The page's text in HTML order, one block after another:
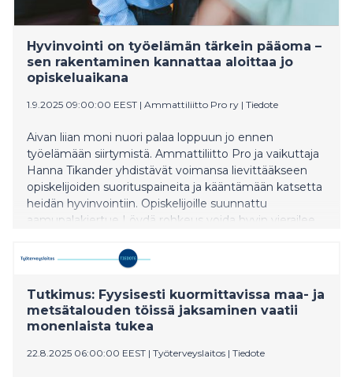
Hyvinvointi on työelämän tärkein pääoma –
sen rakentaminen kannattaa aloittaa jo
opiskeluaikana
1.9.2025 09:00:00 EEST | Ammattiliitto Pro ry | Tiedote
Aivan liian moni nuori palaa loppuun jo ennen
työelämään siirtymistä. Ammattiliitto Pro ja vaikuttaja
Hanna Tikander yhdistävät voimansa lievittääkseen
opiskelijoiden suorituspaineita ja kääntämään katsetta
heidän hyvinvointiin. Opiskelijoille suunnattu
aamupalakiertue Löydä rohkeus voida hyvin vierailee
Tutkimus: Fyysisesti kuormittavissa maa- ja
metsätalouden töissä jaksaminen vaatii
monenlaista tukea
22.8.2025 06:00:00 EEST | Työterveyslaitos | Tiedote